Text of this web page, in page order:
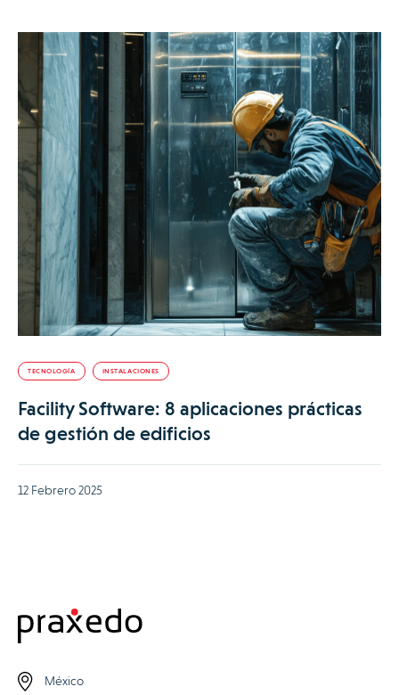
TECNOLOGÍA INSTALACIONES
Facility Software: 8 aplicaciones prácticas
de gestión de edificios
12 Febrero 2025
México